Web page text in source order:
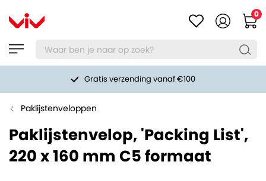
0
Gratis verzending vanaf €100
Paklijstenveloppen
Paklijstenvelop, 'Packing List',
220 x 160 mm C5 formaat